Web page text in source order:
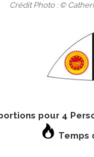
Crédit Photo : ©
pour 4
Temps